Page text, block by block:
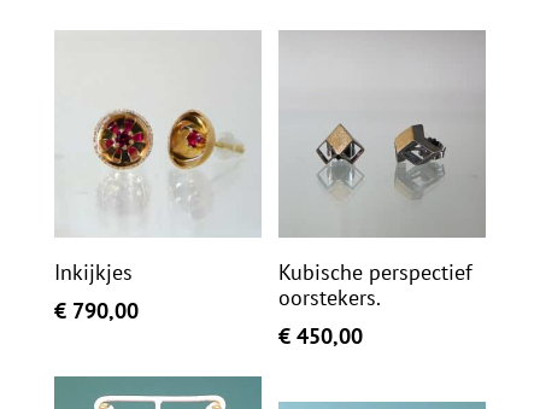
was:
is:
Inkijkjes
€790,00
Kubische perspectief
oorstekers.
€ 450,00